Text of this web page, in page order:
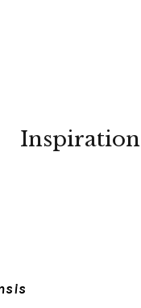
Inspiration